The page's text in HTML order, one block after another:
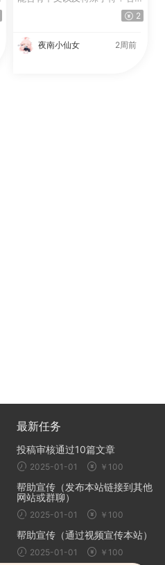
2
夜南小仙女 2周前
最新任务
投稿审核通过10篇文章
2025-01-01 ￥100
帮助宣传（发布本站链接到其他
网站或群聊）
2025-01-01 ￥100
帮助宣传（通过视频宣传本站）
2025-01-01 ￥100